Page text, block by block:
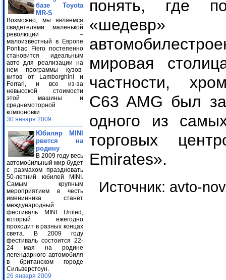
базе Toyota
MR-S
Возможно, мы являемся
свидетелями маленькой
революции –
малоизвестный в Европе
Pontiac Fiero постепенно
становится идеальным
авто для реализации на
нем программы кузов-
китов от Lamborghini и
Ferrari, и все из-за
невысокой стоимости
этой машины и
среднемоторной
компоновки.
30 января 2009
Юбиляр MINI
рвется на
родину
В 2009 году весь
автомобильный мир будет
с размахом праздновать
50-летний юбилей MINI.
Самым крупным
мероприятием в честь
именинника станет
международный
фестиваль MINI United,
который ежегодно
проходит в разных концах
света. В 2009 году
фестиваль состоится 22-
24 мая на родине
легендарного автомобиля
в британском городе
Сильверстоун.
26 января 2009
понять, где
мировая
частности,
C63 AMG был
одного из
торговых
Emirates».
Источник: avto-